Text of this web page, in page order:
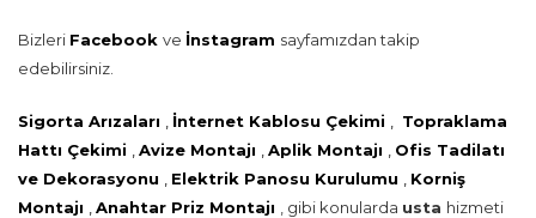
Bizleri Facebook ve İnstagram sayfamızdan takip
edebilirsiniz.
Sigorta Arızaları İnternet Kablosu Çekimi
Topraklama
Hattı Çekimi
Avize Montajı Aplik Montajı
Ofis Tadilatı
ve Dekorasyonu
Elektrik Panosu Kurulumu
Korniş
Montajı
Anahtar Priz Montajı , gibi konularda usta hizmeti